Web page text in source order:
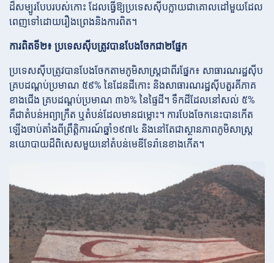
ដ៏សម្បូរបែបរបស់កោះ ដែលធ្វើឱ្យប្រទេសស៊ីបក្លាយជាគោលដៅមួយដែល
ពេញទៅដោយរឿងព្រេងនិងការពិត។
ការពិតទី២៖ ប្រទេសស៊ីបត្រូវបានបែងចែកជា២ផ្នែក
ប្រទេសស៊ីបត្រូវបានបែងចែកតាមភូមិសាស្ត្រជាពីរផ្នែក៖ សាធារណរដ្ឋស៊ីប
គ្របដណ្ដប់ប្រមាណ ៥៩% នៃដែនដីកោះ និងសាធារណរដ្ឋស៊ីបតួរគីភាគ
ខាងជើង គ្របដណ្ដប់ប្រមាណ ៣៦% នៃផ្ទៃដី។ ទឹកដីដែលនៅសល់ ៥%
គឺជាតំបន់អព្យាក្រឹត ឬតំបន់ដែលមានជម្លោះ។ ការបែងចែកនេះបានកើត
ឡើងចាប់តាំងពីព្រឹត្តិការណ៍ឆ្នាំ១៩៧៤ និងនៅតែជាស្ថានភាពភូមិសាស្ត្រ
នយោបាយដ៏ពិសេសមួយនៅតំបន់មេឌីទែរ៉ានេខាងកើត។